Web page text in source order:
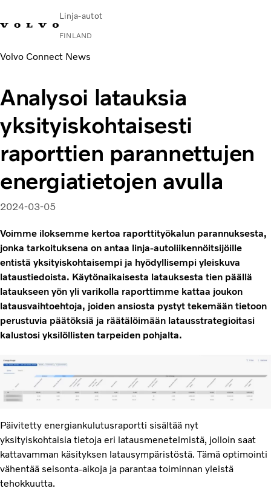
Linja-autot
FINLAND
Change MarketOta yhteyttä
Kaupunki- ja lähiliikenne
Turistilinja-autot
Palvelut
Miksi juuri Volvo?
Uutiset ja artikkelit
Yhteystiedot
Volvo Connect News
Analysoi latauksia
yksityiskohtaisesti
raporttien parannettujen
energiatietojen avulla
2024-03-05
Voimme iloksemme kertoa raporttityökalun parannuksesta,
jonka tarkoituksena on antaa linja-autoliikennöitsijöille
entistä yksityiskohtaisempi ja hyödyllisempi yleiskuva
lataustiedoista. Käytönaikaisesta latauksesta tien päällä
lataukseen yön yli varikolla raporttimme kattaa joukon
latausvaihtoehtoja, joiden ansiosta pystyt tekemään tietoon
perustuvia päätöksiä ja räätälöimään latausstrategioitasi
kalustosi yksilöllisten tarpeiden pohjalta.
Päivitetty energiankulutusraportti sisältää nyt
yksityiskohtaisia tietoja eri latausmenetelmistä, jolloin saat
kattavamman käsityksen latausympäristöstä. Tämä optimointi
vähentää seisonta-aikoja ja parantaa toiminnan yleistä
tehokkuutta.